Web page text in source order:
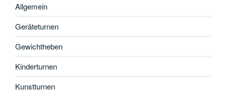
Allgemein
Geräteturnen
Gewichtheben
Kinderturnen
Kunstturnen